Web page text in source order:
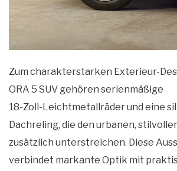
Zum charakterstarken Exterieur-
ORA 5 SUV gehören serienmäßige
18‑Zoll‑Leichtmetallräder und eine
Dachreling, die den urbanen,
zusätzlich unterstreichen. Diese
verbindet markante Optik mit